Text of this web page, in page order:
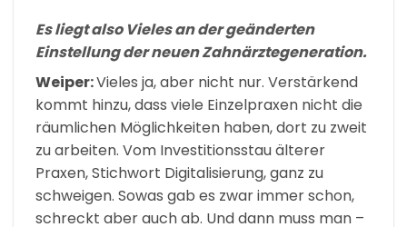
Es liegt also Vieles an der geänderten
Einstellung der neuen Zahnärztegeneration.
Weiper:Vieles ja, aber nicht nur. Verstärkend
kommt hinzu, dass viele Einzelpraxen nicht die
räumlichen Möglichkeiten haben, dort zu zweit
zu arbeiten. Vom Investitionsstau älterer
Praxen, Stichwort Digitalisierung, ganz zu
schweigen. Sowas gab es zwar immer schon,
schreckt aber auch ab. Und dann muss man –